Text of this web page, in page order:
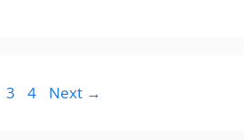
Page
3 Page
4 Next →